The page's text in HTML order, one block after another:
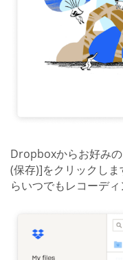
Dropboxからお好み
(保存)]をクリックし
らいつでもレコーディ